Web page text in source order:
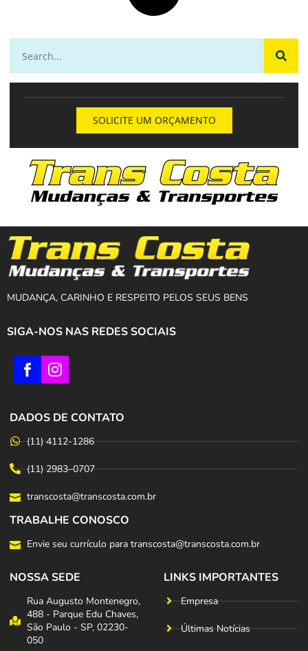
SOLICITE UM ORÇAMENTO
MUDANÇA, CARINHO E RESPEITO PELOS SEUS BENS
SIGA-NOS NAS REDES SOCIAIS
DADOS DE CONTATO
(11) 4112-1286
(11) 2983–0707
transcosta@transcosta.com.br
TRABALHE CONOSCO
Envie seu currículo para transcosta@transcosta.com.br
NOSSA SEDE
Rua Augusto Montenegro,
488 - Parque Edu Chaves,
São Paulo - SP, 02230-
050
LINKS IMPORTANTES
Empresa
Últimas Notícias